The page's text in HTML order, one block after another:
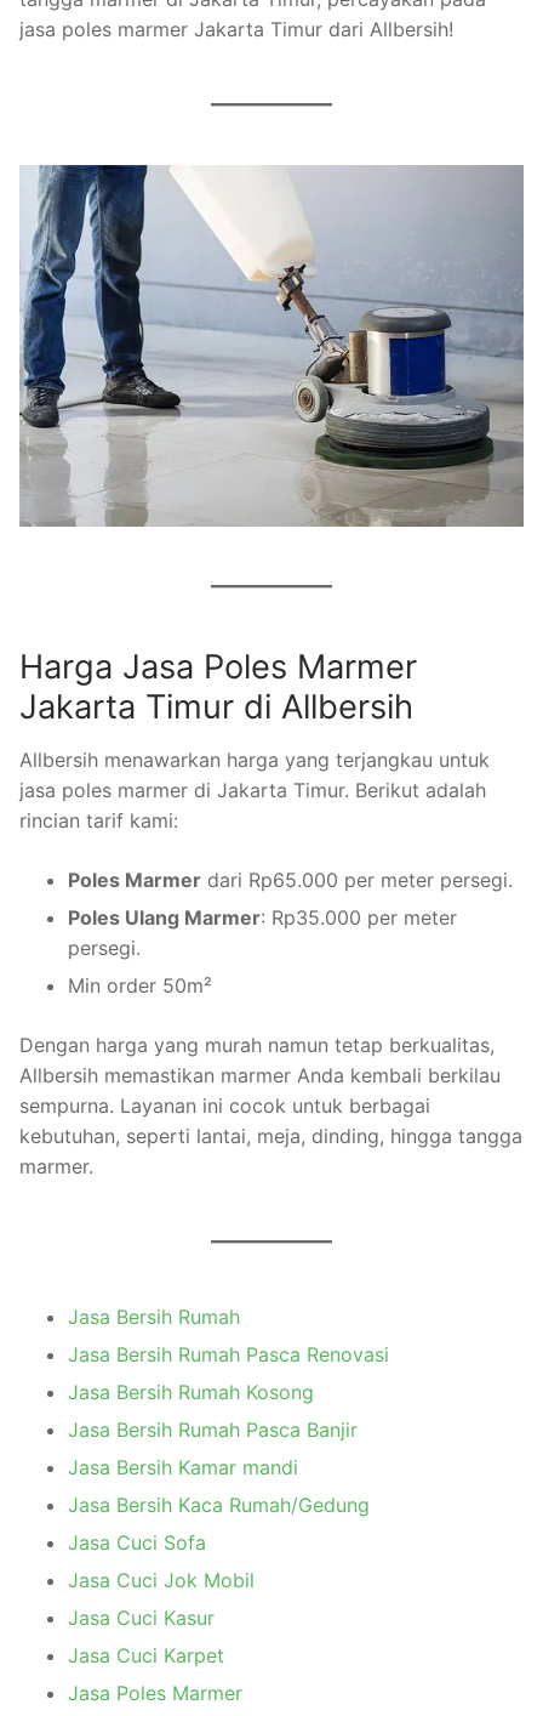
jasa poles marmer Jakarta Timur dari Allbersih!
Harga Jasa Poles Marmer
Jakarta Timur di Allbersih
Allbersih menawarkan harga yang terjangkau untuk
jasa poles marmer di Jakarta Timur. Berikut adalah
rincian tarif kami:
Poles Marmer dari Rp65.000 per meter persegi.
Poles Ulang Marmer: Rp35.000 per meter
persegi.
Min order 50m²
Dengan harga yang murah namun tetap berkualitas,
Allbersih memastikan marmer Anda kembali berkilau
sempurna. Layanan ini cocok untuk berbagai
kebutuhan, seperti lantai, meja, dinding, hingga tangga
marmer.
Jasa Bersih Rumah
Jasa Bersih Rumah Pasca Renovasi
Jasa Bersih Rumah Kosong
Jasa Bersih Rumah Pasca Banjir
Jasa Bersih Kamar mandi
Jasa Bersih Kaca Rumah/Gedung
Jasa Cuci Sofa
Jasa Cuci Jok Mobil
Jasa Cuci Kasur
Jasa Cuci Karpet
Jasa Poles Marmer